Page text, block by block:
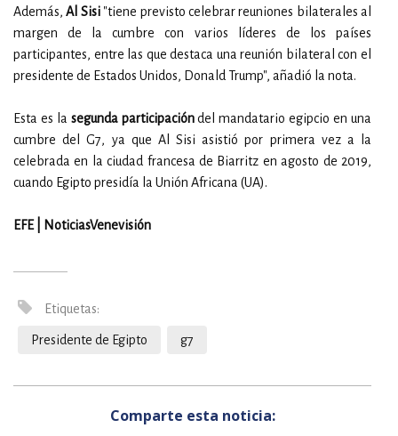
Además,Al Sisi"tiene previsto celebrar reuniones bilaterales al
margen de la cumbre con varios líderes de los países
participantes, entre las que destaca una reunión bilateral con el
presidente de Estados Unidos, Donald Trump", añadió la nota.
Esta es la segunda participacióndel mandatario egipcio en una
cumbre del G7, ya que Al Sisi asistió por primera vez a la
celebrada en la ciudad francesa de Biarritz en agosto de 2019,
cuando Egipto presidía la Unión Africana (UA).
EFE | NoticiasVenevisión
Etiquetas:
Presidente de Egipto g7
Comparte esta noticia: